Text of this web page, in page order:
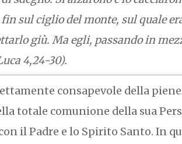
fin sul ciglio del monte, sul quale
giù. Ma egli, passando in
4,24-30).
consapevole della
totale comunione della sua
il Padre e lo Spirito Santo. In